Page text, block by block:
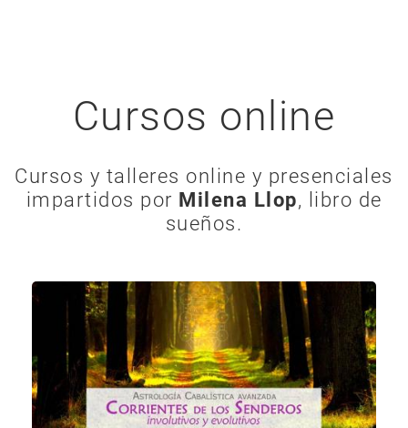
Cursos online
Cursos y talleres online y presenciales
impartidos por Milena Llop, libro de
sueños.